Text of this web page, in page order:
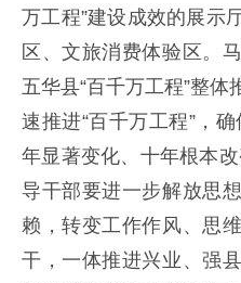
万工程”建设成效的展示
区、文旅消费体验区。
五华县“百千万工程”整
速推进“百千万工程”，
年显著变化、十年根本
导干部要进一步解放思想
赖，转变工作作风、思
干，一体推进兴业、强